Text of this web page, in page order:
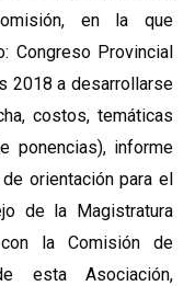
en la que
Congreso Provincial
2018 a desarrollarse
costos, temáticas
ponencias), informe
orientación para el
de la Magistratura
la Comisión de
esta Asociación,